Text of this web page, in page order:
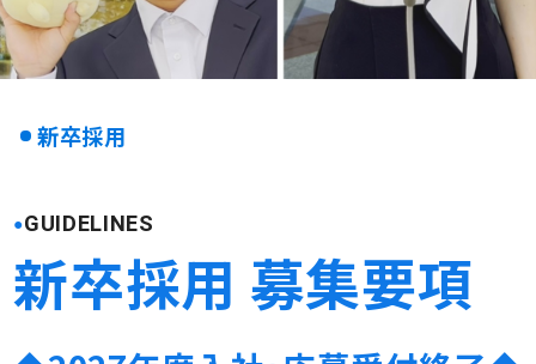
新卒採用
GUIDELINES
新卒採用 募集要項